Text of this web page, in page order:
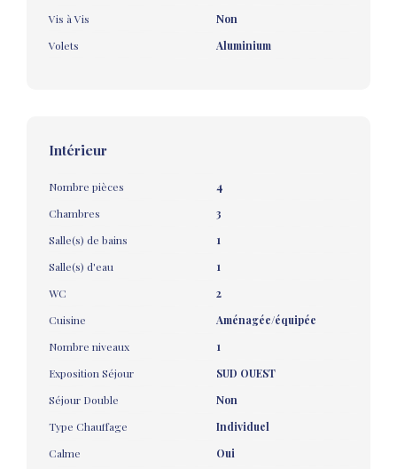
Vis à Vis
Non
Volets
Aluminium
Intérieur
Nombre pièces
4
Chambres
3
Salle(s) de bains
1
Salle(s) d'eau
1
WC
2
Cuisine
Aménagée/équipée
Nombre niveaux
1
Exposition Séjour
SUD OUEST
Séjour Double
Non
Type Chauffage
Individuel
Calme
Oui